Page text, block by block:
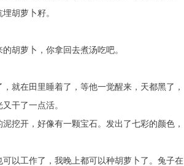
胡萝卜籽。
胡萝卜，你拿回去煮汤吃吧。
在田里睡着了，等他一觉醒来，天都黑了，
干了一点活。
开，好像有一颗宝石。发出了七彩的颜色，
以工作了，我晚上都可以种胡萝卜了。兔子在